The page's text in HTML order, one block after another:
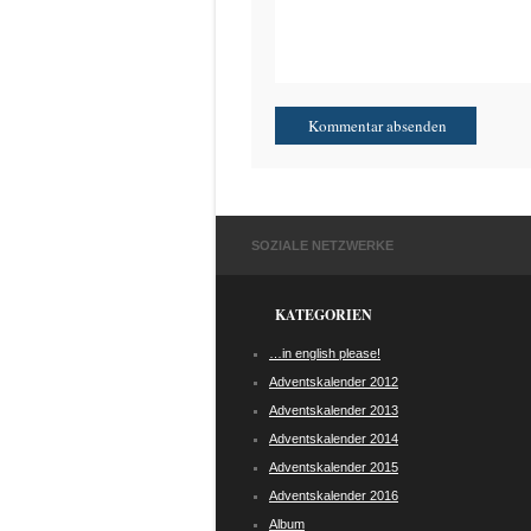
SOZIALE NETZWERKE
KATEGORIEN
…in english please!
Adventskalender 2012
Adventskalender 2013
Adventskalender 2014
Adventskalender 2015
Adventskalender 2016
Album